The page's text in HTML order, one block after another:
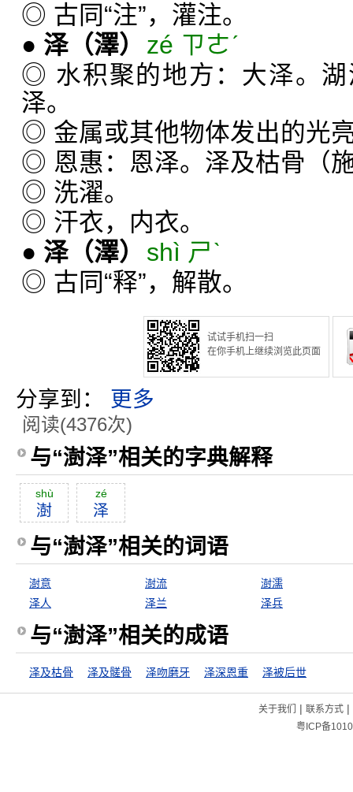
◎ 古同“注”，灌注。
● 泽 （澤）
zé ㄗㄜˊ
◎ 水积聚的地方：大泽。
泽。
◎ 金属或其他物体发出的光
◎ 恩惠：恩泽。泽及枯骨（
◎ 洗濯。
◎ 汗衣，内衣。
● 泽 （澤）
shì ㄕˋ
◎ 古同“释”，解散。
试试手机扫一扫
在你手机上继续浏览此页面
分享到： 更多
阅读(4376次)
与“澍泽”相关的字典解释
shù
澍
zé
泽
与“澍泽”相关的词语
澍意 澍流
澍濡
泽人
泽兰 泽兵
与“澍泽”相关的成语
泽及枯骨 泽及髊骨 泽吻磨牙 泽深恩重 泽被后世
关于我们 | 联系方式|
粤ICP备